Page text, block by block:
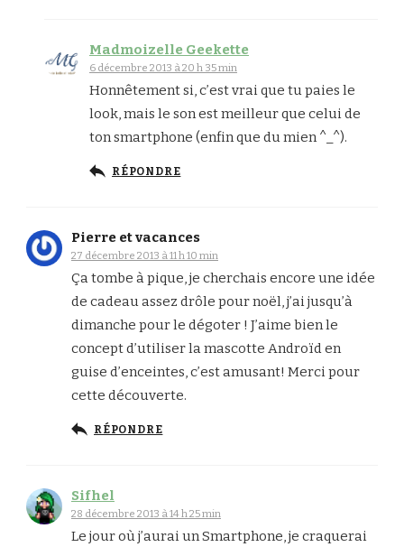
Madmoizelle Geekette
6 décembre 2013 à 20 h 35 min
Honnêtement si, c’est vrai que tu paies le
look, mais le son est meilleur que celui de
ton smartphone (enfin que du mien ^_^).
RÉPONDRE
Pierre et vacances
27 décembre 2013 à 11 h 10 min
Ça tombe à pique, je cherchais encore une idée
de cadeau assez drôle pour noël, j’ai jusqu’à
dimanche pour le dégoter ! J’aime bien le
concept d’utiliser la mascotte Androïd en
guise d’enceintes, c’est amusant! Merci pour
cette découverte.
RÉPONDRE
Sifhel
28 décembre 2013 à 14 h 25 min
Le jour où j’aurai un Smartphone, je craquerai